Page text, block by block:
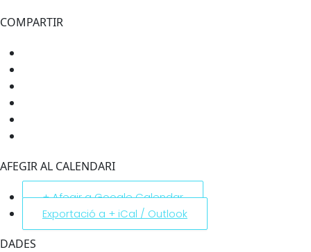
COMPARTIR
AFEGIR AL CALENDARI
+ Afegir a Google Calendar
Exportació a + iCal / Outlook
DADES